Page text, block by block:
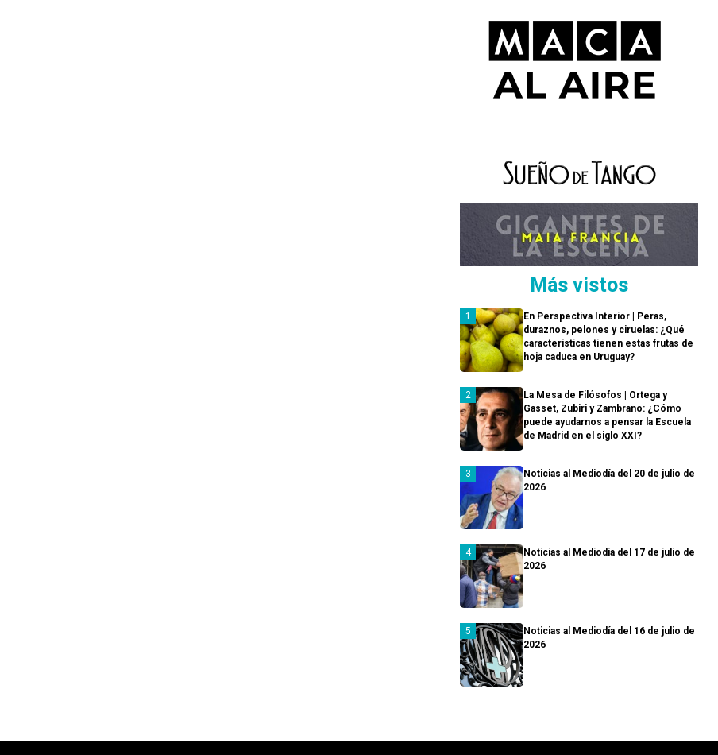
Más vistos
En Perspectiva Interior | Peras,
duraznos, pelones y ciruelas: ¿Qué
características tienen estas frutas de
hoja caduca en Uruguay?
La Mesa de Filósofos | Ortega y
Gasset, Zubiri y Zambrano: ¿Cómo
puede ayudarnos a pensar la Escuela
de Madrid en el siglo XXI?
Noticias al Mediodía del 20 de julio de
2026
Noticias al Mediodía del 17 de julio de
2026
Noticias al Mediodía del 16 de julio de
2026